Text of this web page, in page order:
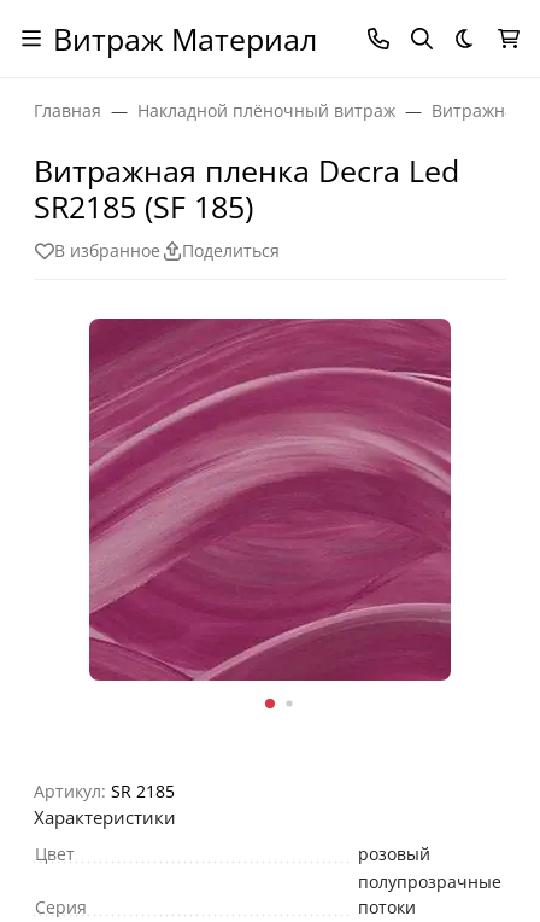
Витраж Материал Темная
Главная Накладной плёночный витраж Витражная
Витражная пленка Decra Led
SR2185 (SF 185)
В избранное Поделиться
Артикул: SR 2185
Характеристики
Цвет розовый
Серия
полупрозрачные
потоки